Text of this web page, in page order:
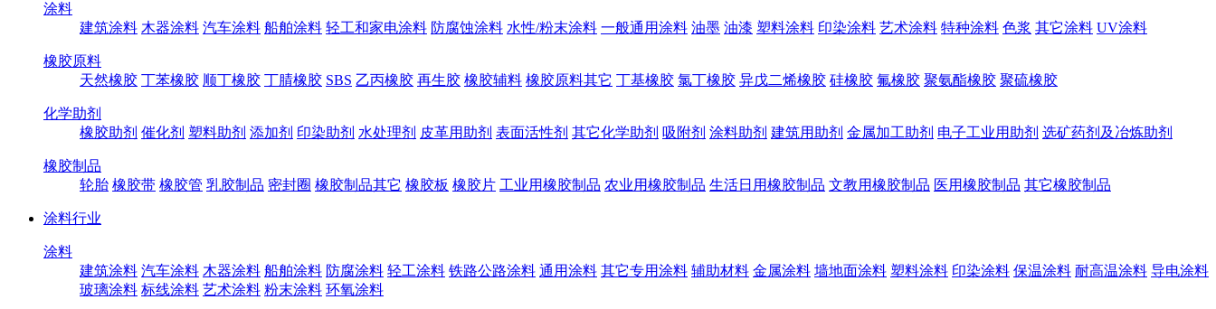
涂料
建筑涂料 木器涂料 汽车涂料 船舶涂料 轻工和家电涂料 防腐蚀涂料 水性/粉末涂料 一般通用涂料 油墨 油漆 塑料涂料 印染涂料 艺术涂料 特种涂料 色浆 其它涂料 UV涂料
橡胶原料
天然橡胶 丁苯橡胶 顺丁橡胶 丁腈橡胶 SBS 乙丙橡胶 再生胶 橡胶辅料 橡胶原料其它 丁基橡胶 氯丁橡胶 异戊二烯橡胶 硅橡胶 氟橡胶 聚氨酯橡胶 聚硫橡胶
化学助剂
橡胶助剂 催化剂 塑料助剂 添加剂 印染助剂 水处理剂 皮革用助剂 表面活性剂 其它化学助剂 吸附剂 涂料助剂 建筑用助剂 金属加工助剂 电子工业用助剂 选矿药剂及冶炼助剂
橡胶制品
轮胎 橡胶带 橡胶管 乳胶制品 密封圈 橡胶制品其它 橡胶板 橡胶片 工业用橡胶制品 农业用橡胶制品 生活日用橡胶制品 文教用橡胶制品 医用橡胶制品 其它橡胶制品
涂料行业
涂料
建筑涂料 汽车涂料 木器涂料 船舶涂料 防腐涂料 轻工涂料 铁路公路涂料 通用涂料 其它专用涂料 辅助材料 金属涂料 墙地面涂料 塑料涂料 印染涂料 保温涂料 耐高温涂料 导电涂料
玻璃涂料 标线涂料 艺术涂料 粉末涂料 环氧涂料